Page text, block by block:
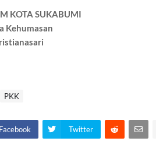
KOTA SUKABUMI
Kehumasan
PKK
Facebook Twitter